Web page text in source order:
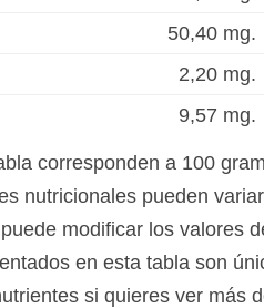
50,40 mg.
2,20 mg.
9,57 mg.
corresponden a 100
nutricionales pueden
modificar los valores
en esta tabla son
si quieres ver más